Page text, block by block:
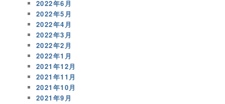
2022年6月
2022年5月
2022年4月
2022年3月
2022年2月
2022年1月
2021年12月
2021年11月
2021年10月
2021年9月